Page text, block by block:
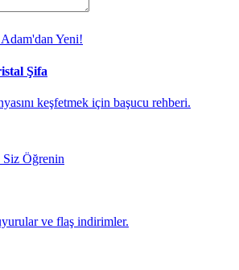
Yeni!
Şifa
keşfetmek için başucu rehberi.
Öğrenin
ve flaş indirimler.